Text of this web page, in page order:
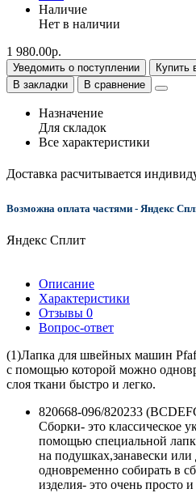
Наличие
Нет в наличии
1 980.00р.
Уведомить о поступлении
Купить
В закладки
В сравнение
Назначение
Для складок
Все характеристики
Доставка расчитывается
Возможна оплата частями - Яндекс
Яндекс Сплит
Описание
Характеристики
Отзывы 0
Вопрос-ответ
(1)Лапка для швейных машин
с помощью которой можно
слоя ткани быстро и легко.
820668-096/820233
Сборки- это классическое
помощью специальной
на подушках,занавески
одновременно собирать в
изделия- это очень просто